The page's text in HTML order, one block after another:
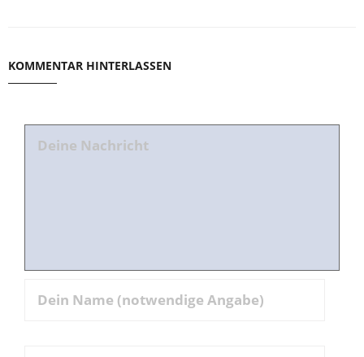
KOMMENTAR HINTERLASSEN